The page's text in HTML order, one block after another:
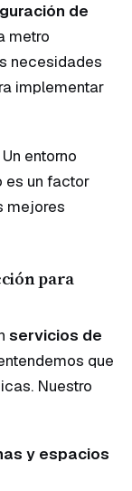
de
metro
necesidades
implementar
Un entorno
es un factor
mejores
para
servicios de
que
Nuestro
y espacios